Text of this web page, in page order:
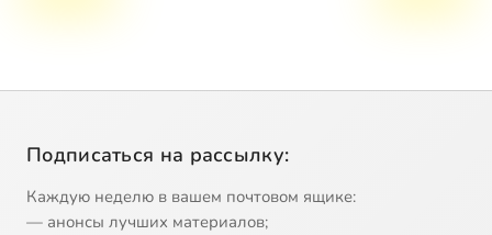
Подписаться на рассылку:
Каждую неделю в вашем почтовом ящике:
— анонсы лучших материалов;